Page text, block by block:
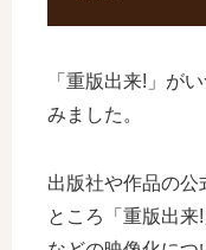
「重版出来!」が
みました。
出版社や作品の
ところ「重版出来